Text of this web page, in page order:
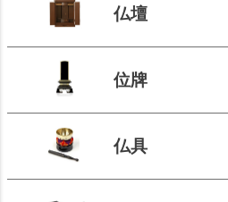
仏壇
位牌
仏具